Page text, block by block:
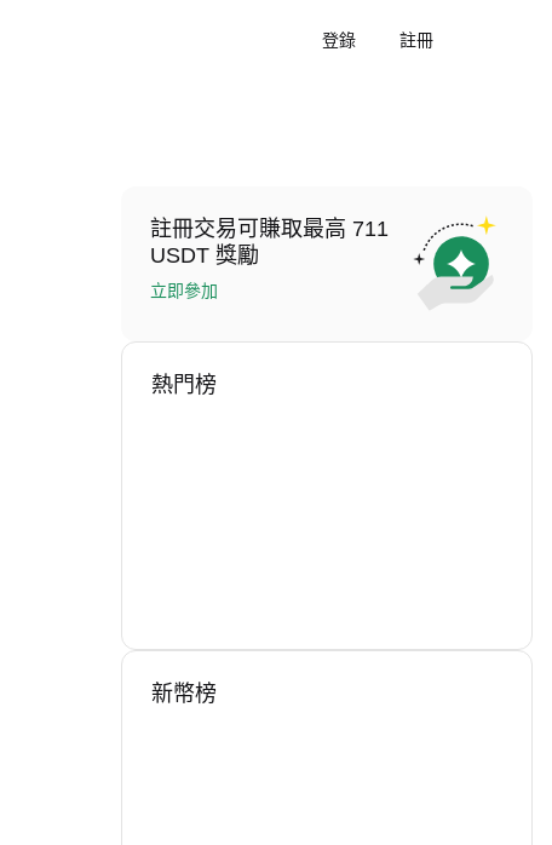
登錄 註冊
註冊交易可賺取最高 711
USDT 獎勵
立即參加
熱門榜
新幣榜